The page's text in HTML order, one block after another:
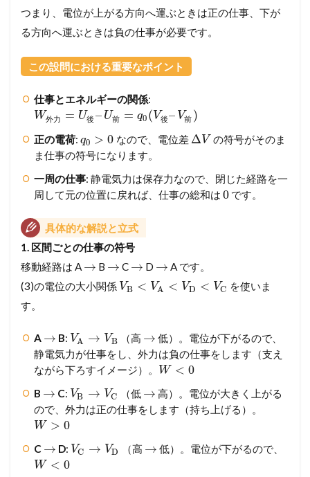
つまり、電位が上がる方向へ運ぶときは正の仕事、下が
る方向へ運ぶときは負の仕事が必要です。
この設問における重要なポイント
仕事とエネルギーの関係:
W外力 = U後 – U前 = q0 (V後– V前 )
正の電荷: q0 > 0 なので、電位差 ΔV の符号がそのま
ま仕事の符号になります。
一周の仕事: 静電気力は保存力なので、閉じた経路を一
周して元の位置に戻れば、仕事の総和は 0 です。
具体的な解説と立式
1. 区間ごとの仕事の符号
移動経路は A → B → C → D → A です。
(3)の電位の大小関係 VB < VA < VD < VC を使いま
す。
A → B: VA → VB （高 → 低）。電位が下がるので、
静電気力が仕事をし、外力は負の仕事をします（支え
ながら下ろすイメージ）。
W < 0
B → C: VB → VC （低 → 高）。電位が大きく上がる
ので、外力は正の仕事をします（持ち上げる）。
W > 0
C → D: VC → VD （高 → 低）。電位が下がるので、
W < 0